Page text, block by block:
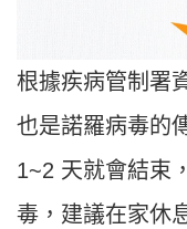
根據疾病管制署
也是諾羅病毒的
1~2 天就會結束
毒，建議在家休